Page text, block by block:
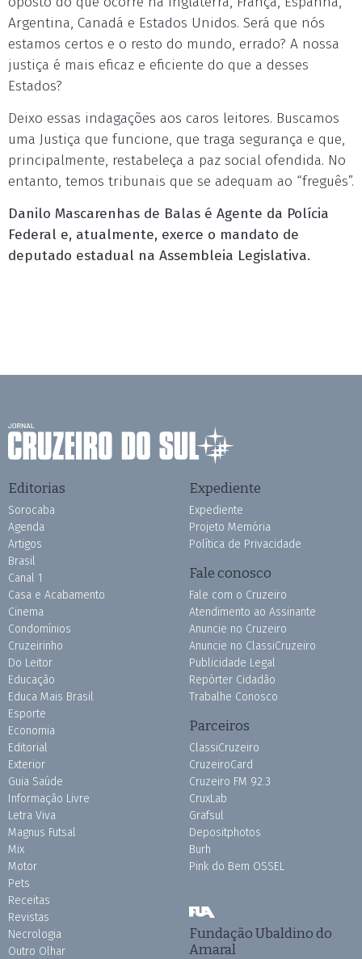
Argentina, Canadá e Estados Unidos. Será que nós
estamos certos e o resto do mundo, errado? A nossa
justiça é mais eficaz e eficiente do que a desses
Estados?
Deixo essas indagações aos caros leitores. Buscamos
uma Justiça que funcione, que traga segurança e que,
principalmente, restabeleça a paz social ofendida. No
entanto, temos tribunais que se adequam ao “freguês”.
Danilo Mascarenhas de Balas é Agente da Polícia
Federal e, atualmente, exerce o mandato de
deputado estadual na Assembleia Legislativa.
Editorias
Sorocaba
Agenda
Artigos
Brasil
Canal 1
Casa e Acabamento
Cinema
Condomínios
Cruzeirinho
Do Leitor
Educação
Educa Mais Brasil
Esporte
Economia
Editorial
Exterior
Guia Saúde
Informação Livre
Letra Viva
Magnus Futsal
Mix
Motor
Pets
Receitas
Revistas
Necrologia
Outro Olhar
Expediente
Expediente
Projeto Memória
Política de Privacidade
Fale conosco
Fale com o Cruzeiro
Atendimento ao Assinante
Anuncie no Cruzeiro
Anuncie no ClassiCruzeiro
Publicidade Legal
Repórter Cidadão
Trabalhe Conosco
Parceiros
ClassiCruzeiro
CruzeiroCard
Cruzeiro FM 92.3
CruxLab
Grafsul
Depositphotos
Burh
Pink do Bem OSSEL
Fundação Ubaldino do
Amaral